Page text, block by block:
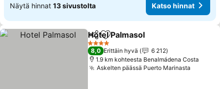
Näytä hinnat 13 sivustolta Katso hinnat
Jaa Lisää suosikkeihin
Hotel Palmasol
4 Tähtiluokitus
8,0 Erittäin hyvä
6 212
1.9 km kohteesta Benalmádena Costa
Askelten päässä Puerto Marinasta